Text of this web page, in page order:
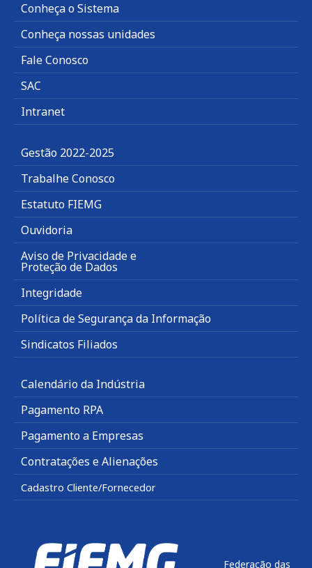
Conheça o Sistema
Conheça nossas unidades
Fale Conosco
SAC
Intranet
Gestão 2022-2025
Trabalhe Conosco
Estatuto FIEMG
Ouvidoria
Aviso de Privacidade e
Proteção de Dados
Integridade
Política de Segurança da Informação
Sindicatos Filiados
Calendário da Indústria
Pagamento RPA
Pagamento a Empresas
Contratações e Alienações
Cadastro Cliente/Fornecedor
Federação das